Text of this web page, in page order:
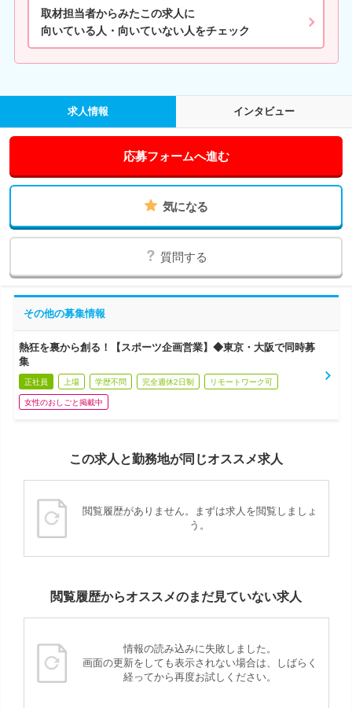
取材担当者からみたこの求人に
向いている人・向いていない人をチェック
求人情報 インタビュー
応募フォームへ進む
気になる
質問する
その他の募集情報
熱狂を裏から創る！【スポーツ企画営業】◆東京・大阪で同時募
集
正社員 上場 学歴不問 完全週休2日制 リモートワーク可
女性のおしごと掲載中
この求人と勤務地が同じオススメ求人
閲覧履歴がありません。まずは求人を閲覧しましょ
う。
閲覧履歴からオススメのまだ見ていない求人
情報の読み込みに失敗しました。
画面の更新をしても表示されない場合は、しばらく
経ってから再度お試しください。